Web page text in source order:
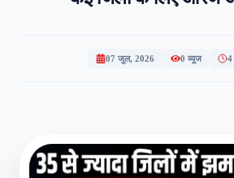
07 जुल, 2026 0 व्यूज 4